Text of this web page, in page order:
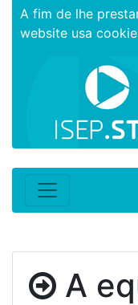
A fim de lhe
website usa
A